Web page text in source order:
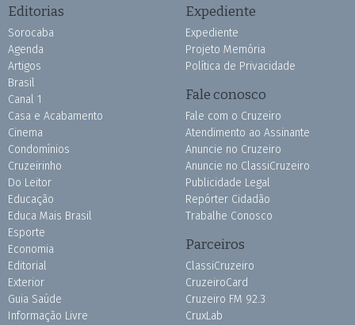
Editorias
Sorocaba
Agenda
Artigos
Brasil
Canal 1
Casa e Acabamento
Cinema
Condomínios
Cruzeirinho
Do Leitor
Educação
Educa Mais Brasil
Esporte
Economia
Editorial
Exterior
Guia Saúde
Informação Livre
Expediente
Expediente
Projeto Memória
Política de Privacidade
Fale conosco
Fale com o Cruzeiro
Atendimento ao Assinante
Anuncie no Cruzeiro
Anuncie no ClassiCruzeiro
Publicidade Legal
Repórter Cidadão
Trabalhe Conosco
Parceiros
ClassiCruzeiro
CruzeiroCard
Cruzeiro FM 92.3
CruxLab